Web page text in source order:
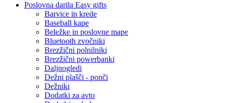
Poslovna darila Easy gifts
Barvice in krede
Baseball kape
Beležke in poslovne mape
Bluetooth zvočniki
Brezžični polnilniki
Brezžični powerbanki
Daljnogledi
Dežni plašči - ponči
Dežniki
Dodatki za avto